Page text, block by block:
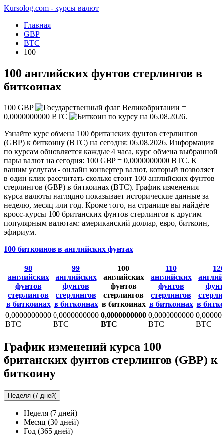
Kursolog.com - курсы валют
Главная
GBP
BTC
100
100 английских фунтов стерлингов в
биткоинах
100 GBP
=
0,0000000000 BTC по курсу на 06.08.2026.
Узнайте курс обмена 100 британских фунтов стерлингов
(GBP) к биткоину (BTC) на сегодня: 06.08.2026. Информация
по курсам обновляется каждые 4 часа, курс обмена выбранной
пары валют на сегодня: 100 GBP = 0,0000000000 BTC. К
вашим услугам - онлайн конвертер валют, который позволяет
в один клик рассчитать сколько стоит 100 английских фунтов
стерлингов (GBP) в биткоинах (BTC). График изменения
курса валюты наглядно показывает исторические данные за
неделю, месяц или год. Кроме того, на странице вы найдёте
кросс-курсы 100 британских фунтов стерлингов к другим
популярным валютам: американский доллар, евро, биткоин,
эфириум.
100 биткоинов в английских фунтах
98
английских
фунтов
стерлингов
в биткоинах
99
английских
фунтов
стерлингов
в биткоинах
100
английских
фунтов
стерлингов
в биткоинах
110
английских
фунтов
стерлингов
в биткоинах в
0,0000000000
BTC
0,0000000000
BTC
0,0000000000
BTC
0,0000000000
BTC
BTC
График изменений курса 100
британских фунтов стерлингов (GBP) к
биткоину
Неделя (7 дней)
Неделя (7 дней)
Месяц (30 дней)
Год (365 дней)